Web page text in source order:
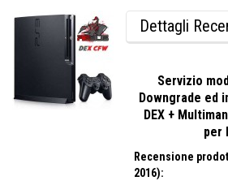
Dettagli
Servizio
Downgrade ed
DEX +
per
Recensione
2016):